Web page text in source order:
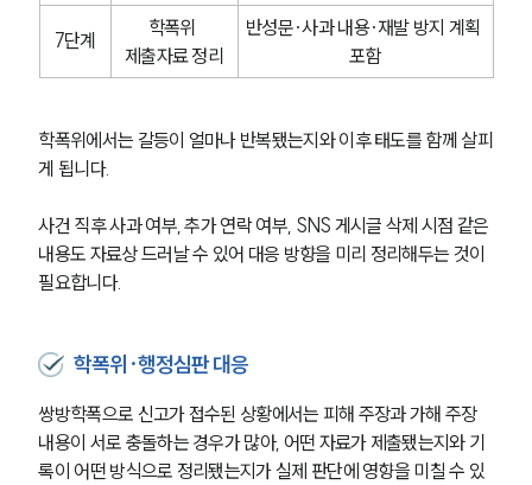
7단계
학폭위
제출자료 정리
반성문·사과 내용·재발 방지 계획
포함
학폭위에서는 갈등이 얼마나 반복됐는지와 이후 태도를 함께 살피
게 됩니다.
사건 직후 사과 여부, 추가 연락 여부, SNS 게시글 삭제 시점 같은
내용도 자료상 드러날 수 있어 대응 방향을 미리 정리해두는 것이
필요합니다.
학폭위·행정심판 대응
쌍방학폭으로 신고가 접수된 상황에서는 피해 주장과 가해 주장
내용이 서로 충돌하는 경우가 많아, 어떤 자료가 제출됐는지와 기
록이 어떤 방식으로 정리됐는지가 실제 판단에 영향을 미칠 수 있